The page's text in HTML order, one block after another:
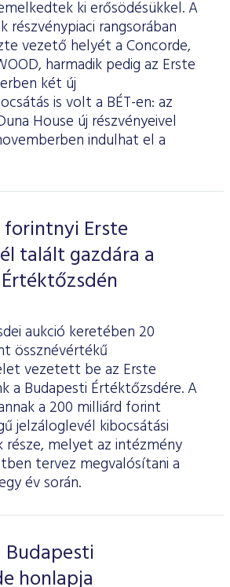
ki erősödésükkel. A
részvénypiaci rangsorában
vezető helyét a Concorde,
harmadik pedig az Erste
két új
is volt a BÉT-en: az
House új részvényeivel
indulhat el a
Erste
talált gazdára a
aukció keretében 20
össznévértékű
vezetett be az Erste
a Budapesti Értéktőzsdére. A
a 200 milliárd forint
jelzáloglevél kibocsátási
része, melyet az intézmény
tervez megvalósítani a
év során.
honlapja